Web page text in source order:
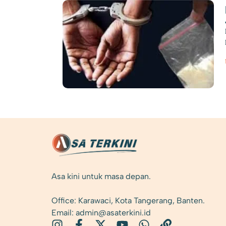
Asa kini untuk masa depan.
Office: Karawaci, Kota Tangerang, Banten.
Email: admin@asaterkini.id